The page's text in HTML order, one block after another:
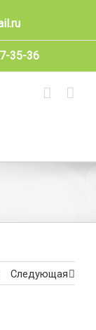
35-36
Следующая